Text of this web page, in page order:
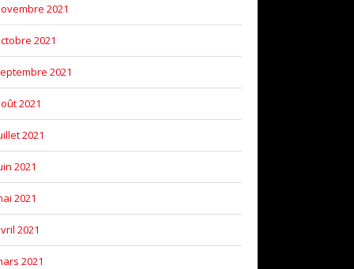
2021
2021
2021
2021
2021
2021
2021
2021
2021